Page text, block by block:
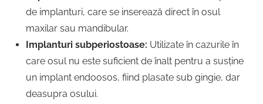
de implanturi, care se inserează direct în osul
maxilar sau mandibular.
Implanturi subperiostoase: Utilizate în cazurile în
care osul nu este suficient de înalt pentru a susține
un implant endoosos, fiind plasate sub gingie, dar
deasupra osului.